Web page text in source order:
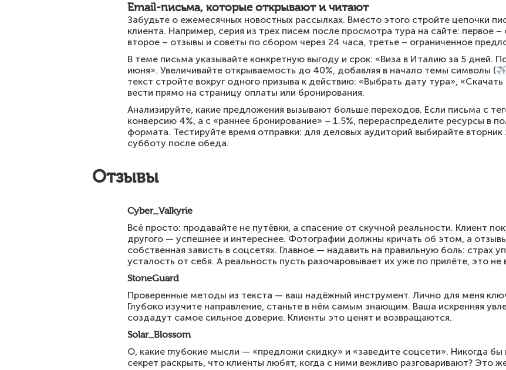
Email-письма, которые открывают и читают
Забудьте о ежемесячных новостных рассылках. Вместо этого стройте цепочки
клиента. Например, серия из трех писем после просмотра тура на сайте: первое
второе – отзывы и советы по сбором через 24 часа, третье – ограниченное
В теме письма указывайте конкретную выгоду и срок: «Виза в Италию за 5 дней.
июня». Увеличивайте открываемость до 40%, добавляя в начало темы символы (
текст стройте вокруг одного призыва к действию: «Выбрать дату тура»,
вести прямо на страницу оплаты или бронирования.
Анализируйте, какие предложения вызывают больше переходов. Если письма с
конверсию 4%, а с «раннее бронирование» – 1.5%, перераспределите ресурсы в
формата. Тестируйте время отправки: для деловых аудиторий выбирайте
субботу после обеда.
Отзывы
Cyber_Valkyrie
Всё просто: продавайте не путёвки, а спасение от скучной реальности. Клиент
другого — успешнее и интереснее. Фотографии должны кричать об этом, а
собственная зависть в соцсетях. Главное — надавить на правильную боль: страх
усталость от себя. А реальность пусть разочаровывает их уже по прилёте, это
StoneGuard
Проверенные методы из текста — ваш надёжный инструмент. Лично для меня
Глубоко изучите направление, станьте в нём самым знающим. Ваша искренняя
создадут самое сильное доверие. Клиенты это ценят и возвращаются.
Solar_Blossom
О, какие глубокие мысли — «предложи скидку» и «заведите соцсети». Никогда
секрет раскрыть, что клиенты любят, когда с ними вежливо разговаривают? Это